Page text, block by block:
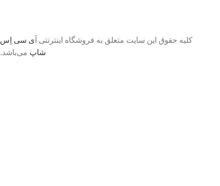
کلیه حقوق این سایت متعلق به فروشگاه اینترنتی آ ی سی اِس
شاپ می‌باشد.